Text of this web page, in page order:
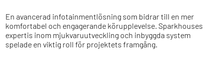
En avancerad infotainmentlösning som bidrar till en mer
komfortabel och engagerande körupplevelse. Sparkhouses
expertis inom mjukvaruutveckling och inbyggda system
spelade en viktig roll för projektets framgång.